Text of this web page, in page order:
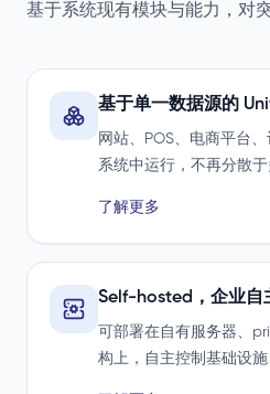
基于系统现有模块与能力，对
基于单一数据源的
网站、POS、电商平台
系统中运行，不再分散于
了解更多
Self-hosted，企业自
可部署在自有服务器、
构上，自主控制基础设施